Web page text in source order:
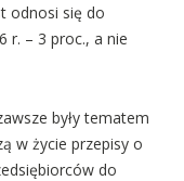
odnosi się do
r. – 3 proc., a nie
były tematem
w życie przepisy o
do